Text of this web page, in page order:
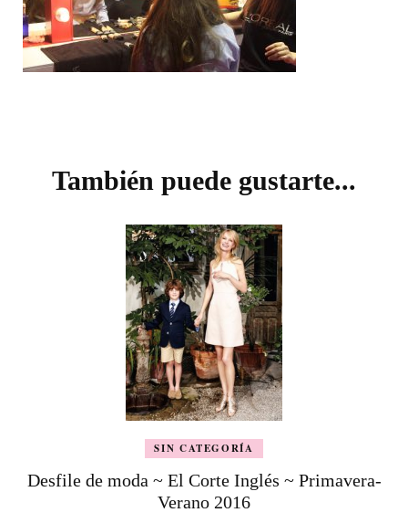
entradas
También puede gustarte...
SIN CATEGORÍA
Desfile de moda ~ El Corte Inglés ~ Primavera-
Verano 2016